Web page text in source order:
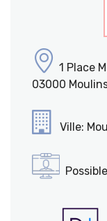
1 Place
03000
Ville: